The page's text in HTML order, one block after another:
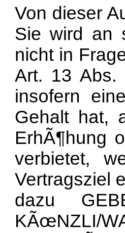
Von dieser
Sie wird an
nicht in
Art. 13
insofern
Gehalt hat,
ErhÃ¶hung
verbietet,
Vertragsziel
dazu
KÃœNZLI/